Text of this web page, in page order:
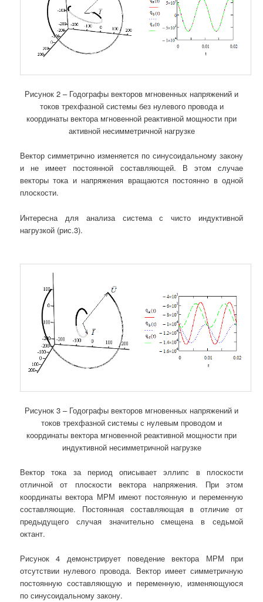
Рисунок 2 – Годографы векторов мгновенных напряжений и
токов трехфазной системы без нулевого провода и
координаты вектора мгновенной реактивной мощности при
активной несимметричной нагрузке
Вектор симметрично изменяется по синусоидальному закону
и не имеет постоянной составляющей. В этом случае
векторы тока и напряжения вращаются постоянно в одной
плоскости.
Интересна для анализа система с чисто индуктивной
нагрузкой (рис.3).
Рисунок 3 – Годографы векторов мгновенных напряжений и
токов трехфазной системы с нулевым проводом и
координаты вектора мгновенной реактивной мощности при
индуктивной несимметричной нагрузке
Вектор тока за период описывает эллипс в плоскости
отличной от плоскости вектора напряжения. При этом
координаты вектора МРМ имеют постоянную и переменную
составляющие. Постоянная составляющая в отличие от
предыдущего случая значительно смещена в седьмой
октант.
Рисунок 4 демонстрирует поведение вектора МРМ при
отсутствии нулевого провода. Вектор имеет симметричную
постоянную составляющую и переменную, изменяющуюся
по синусоидальному закону.